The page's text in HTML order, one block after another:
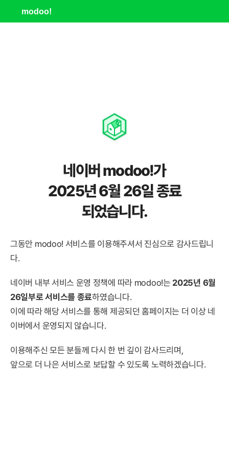
modoo!
네이버 modoo!가
2025년 6월 26일 종료
되었습니다.
그동안 modoo! 서비스를 이용해주셔서 진심으로 감사드립니
다.
네이버 내부 서비스 운영 정책에 따라 modoo!는 2025년 6월
26일부로 서비스를 종료하였습니다.
이에 따라 해당 서비스를 통해 제공되던 홈페이지는 더 이상 네
이버에서 운영되지 않습니다.
이용해주신 모든 분들께 다시 한 번 깊이 감사드리며,
앞으로 더 나은 서비스로 보답할 수 있도록 노력하겠습니다.